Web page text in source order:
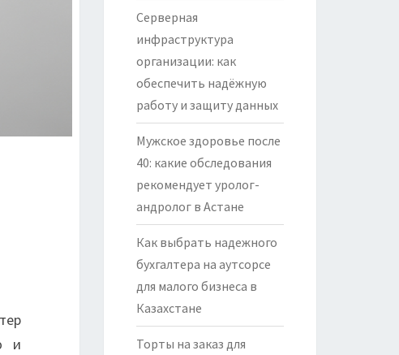
и
Серверная
инфраструктура
организации: как
обеспечить надёжную
работу и защиту данных
Мужское здоровье после
40: какие обследования
рекомендует уролог-
андролог в Астане
Как выбрать надежного
бухгалтера на аутсорсе
для малого бизнеса в
Казахстане
Торты на заказ для